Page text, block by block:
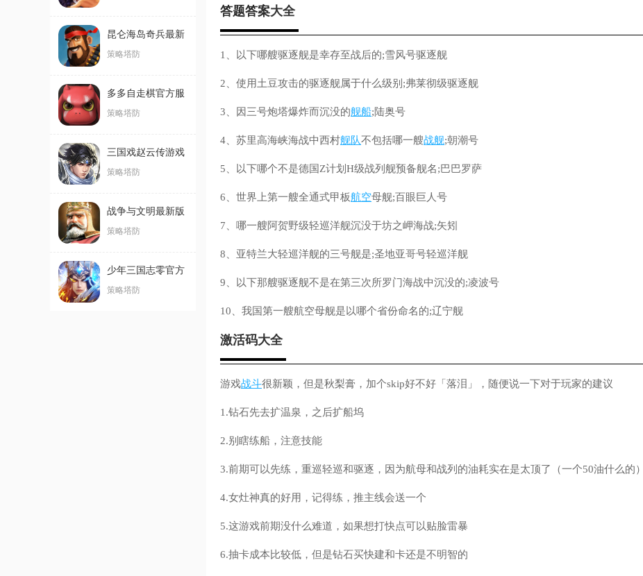
昆仑海岛奇兵最新
版本
策略塔防
多多自走棋官方服
策略塔防
三国戏赵云传游戏
最新版
策略塔防
战争与文明最新版
本
策略塔防
少年三国志零官方
版
策略塔防
答题答案大全
1、以下哪艘驱逐舰是幸存至战后的;雪风号驱逐舰
2、使用土豆攻击的驱逐舰属于什么级别;弗莱彻级驱逐舰
3、因三号炮塔爆炸而沉没的舰船;陆奥号
4、苏里高海峡海战中西村舰队不包括哪一艘战舰;朝潮号
5、以下哪个不是德国Z计划H级战列舰预备舰名;巴巴罗萨
6、世界上第一艘全通式甲板航空母舰;百眼巨人号
7、哪一艘阿贺野级轻巡洋舰沉没于坊之岬海战;矢矧
8、亚特兰大轻巡洋舰的三号舰是;圣地亚哥号轻巡洋舰
9、以下那艘驱逐舰不是在第三次所罗门海战中沉没的;凌波号
10、我国第一艘航空母舰是以哪个省份命名的;辽宁舰
激活码大全
游戏战斗很新颖，但是秋梨膏，加个skip好不好「落泪」，随便说一下对于玩家的建议
1.钻石先去扩温泉，之后扩船坞
2.别瞎练船，注意技能
3.前期可以先练，重巡轻巡和驱逐，因为航母和战列的油耗实在是太顶了（一个50油什么的）
4.女灶神真的好用，记得练，推主线会送一个
5.这游戏前期没什么难道，如果想打快点可以贴脸雷暴
6.抽卡成本比较低，但是钻石买快建和卡还是不明智的